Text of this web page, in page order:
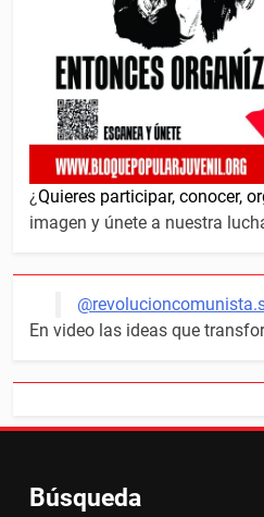
¿Quieres participar, conocer,
imagen y únete a nuestra
En video las ideas que
Búsqueda